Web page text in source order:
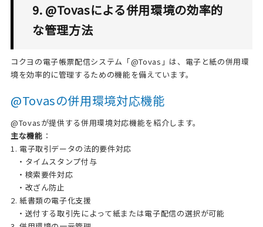
9. @Tovasによる併用環境の効率的
な管理方法
コクヨの電子帳票配信システム「@Tovas」は、電子と紙の併用環
境を効率的に管理するための機能を備えています。
@Tovasの併用環境対応機能
@Tovasが提供する併用環境対応機能を紹介します。
主な機能 ：
1. 電子取引データの法的要件対応
・タイムスタンプ付与
・検索要件対応
・改ざん防止
2. 紙書類の電子化支援
・送付する取引先によって紙または電子配信の選択が可能